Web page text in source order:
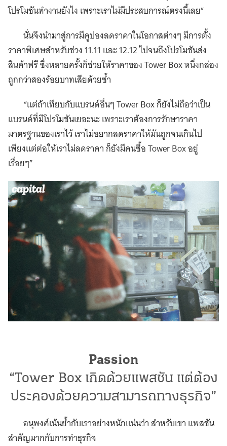
โปรโมชันทำงานยังไง เพราะเราไม่มีประสบการณ์ตรงนี้เลย”
นั่นจึงนำมาสู่การมีคูปองลดราคาในโอกาสต่างๆ มีการตั้ง
ราคาพิเศษสำหรับช่วง 11.11 และ 12.12 ไปจนถึงโปรโมชันส่ง
สินค้าฟรี ซึ่งหลายครั้งก็ช่วยให้ราคาของ Tower Box หนึ่งกล่อง
ถูกกว่าสองร้อยบาทเสียด้วยซ้ำ
“แต่ถ้าเทียบกับแบรนด์อื่นๆ Tower Box ก็ยังไม่ถือว่าเป็น
แบรนด์ที่มีโปรโมชันเยอะนะ เพราะเราต้องการรักษาราคา
มาตรฐานของเราไว้ เราไม่อยากลดราคาให้มันถูกจนเกินไป
เพียงแต่ต่อให้เราไม่ลดราคา ก็ยังมีคนซื้อ Tower Box อยู่
เรื่อยๆ”
Passion
“Tower Box เกิดด้วยแพสชัน แต่ต้อง
ประคองด้วยความสามารถทางธุรกิจ”
อนุพงศ์เน้นย้ำกับเราอย่างหนักแน่นว่า สำหรับเขา แพสชัน
สำคัญมากกับการทำธุรกิจ